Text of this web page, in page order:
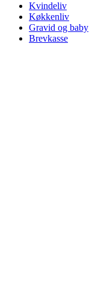
Kvindeliv
Køkkenliv
Gravid og baby
Brevkasse